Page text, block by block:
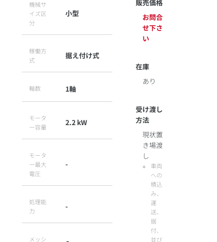
機械サ
イズ区
分
小型
稼働方
式
据え付け式
軸数 1軸
モータ
ー容量
2.2 kW
モータ
ー最大
電圧
-
処理能
力
-
メッシ
販売価格
お問合
せ下さ
い
在庫
あり
受け渡し
方法
現状置
き場渡
し
車両
への
積込
み、
運
送、
据
付、
並び